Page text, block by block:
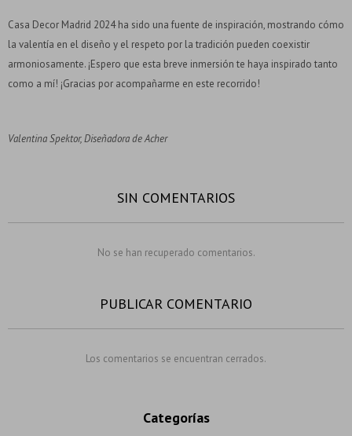
Casa Decor Madrid 2024 ha sido una fuente de inspiración, mostrando cómo
la valentía en el diseño y el respeto por la tradición pueden coexistir
armoniosamente. ¡Espero que esta breve inmersión te haya inspirado tanto
como a mí! ¡Gracias por acompañarme en este recorrido!
Valentina Spektor, Diseñadora de Acher
SIN COMENTARIOS
No se han recuperado comentarios.
PUBLICAR COMENTARIO
Los comentarios se encuentran cerrados.
Categorías